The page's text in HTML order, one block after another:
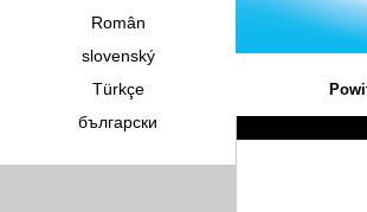
Român
slovenský
Türkçe
български